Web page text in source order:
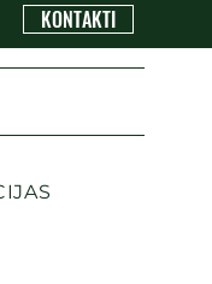
KONTAKTI